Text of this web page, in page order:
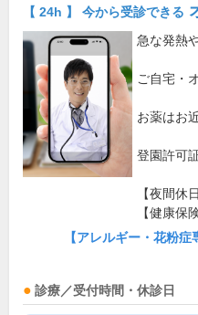
【 24h 】 今から受診できる
急な発熱
ご自宅・
お薬はお
登園許可
【夜間休
【健康保
【アレルギー・花粉
診療／受付時間・休診日